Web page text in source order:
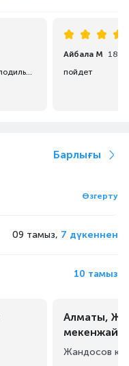
почти год как пользуемся классный холодильник
Айбала М
пойдет
Барлығы
Өзгерту
09 тамыз, 7 дүкеннен
10 тамыз
Алматы,
Жандосов